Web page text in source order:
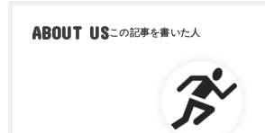
ABOUT US